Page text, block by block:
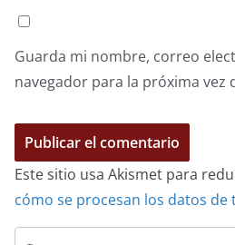
Guarda mi nombre, correo
navegador para la próxima vez
Este sitio usa Akismet para
cómo se procesan los datos